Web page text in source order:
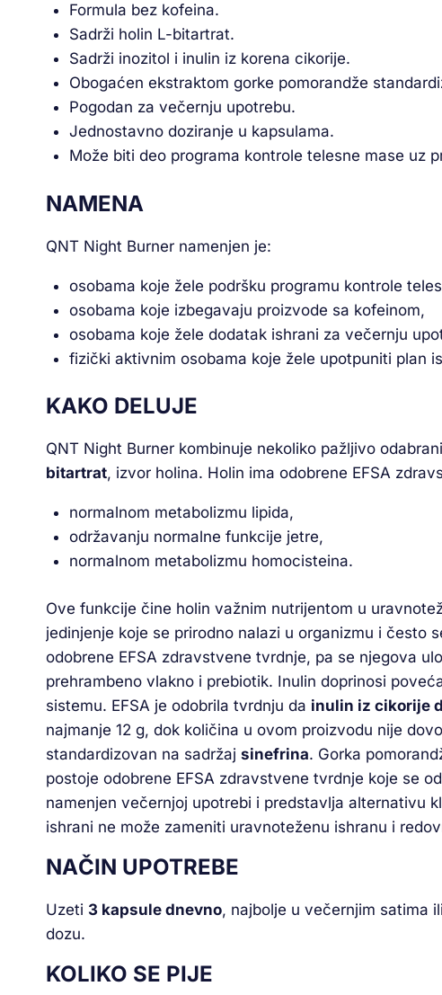
Formula bez kofeina.
Sadrži holin L-bitartrat.
Sadrži inozitol i inulin iz korena cikorije.
Obogaćen ekstraktom gorke pomorandže
Pogodan za večernju upotrebu.
Jednostavno doziranje u kapsulama.
Može biti deo programa kontrole telesne mase uz
NAMENA
QNT Night Burner namenjen je:
osobama koje žele podršku programu kontrole
osobama koje izbegavaju proizvode sa kofeinom,
osobama koje žele dodatak ishrani za večernju
fizički aktivnim osobama koje žele upotpuniti plan
KAKO DELUJE
QNT Night Burner kombinuje nekoliko pažljivo
bitartrat, izvor holina. Holin ima odobrene EFSA
normalnom metabolizmu lipida,
održavanju normalne funkcije jetre,
normalnom metabolizmu homocisteina.
Ove funkcije čine holin važnim nutrijentom u
jedinjenje koje se prirodno nalazi u organizmu i često
odobrene EFSA zdravstvene tvrdnje, pa se njegova
prehrambeno vlakno i prebiotik. Inulin doprinosi
sistemu. EFSA je odobrila tvrdnju da inulin iz cikorije
najmanje 12 g, dok količina u ovom proizvodu nije
standardizovan na sadržaj sinefrina. Gorka
postoje odobrene EFSA zdravstvene tvrdnje koje se
namenjen večernjoj upotrebi i predstavlja alternativu
ishrani ne može zameniti uravnoteženu ishranu i
NAČIN UPOTREBE
Uzeti 3 kapsule dnevno, najbolje u večernjim satima
dozu.
KOLIKO SE PIJE